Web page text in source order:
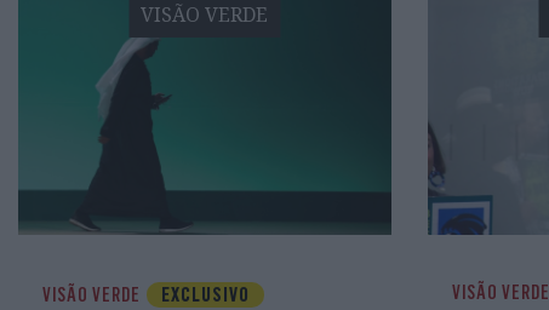
VISÃO VERDE
VISÃO VERDE EXCLUSIVO VISÃO VERDE